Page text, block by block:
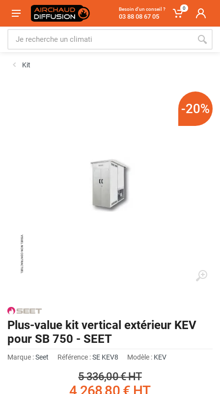
Besoin d'un conseil ?
03 88 08 67 05
0
Kit
-20%
Plus-value kit vertical extérieur KEV
pour SB 750 - SEET
Marque :Seet Référence :SE KEV8 Modèle : KEV
5 336,00 €HT
4 268,80 € HT